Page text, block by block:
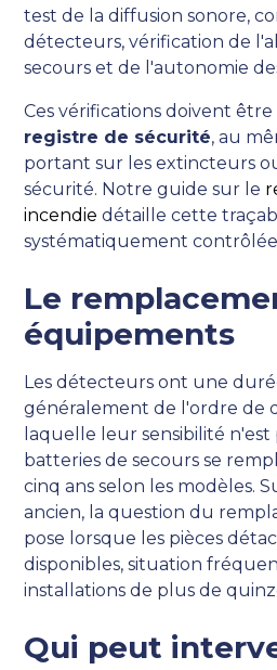
test de la diffusion sonore,
détecteurs, vérification de
secours et de l'autonomie
Ces vérifications doivent être
registre de sécurité, au
portant sur les extincteurs
sécurité. Notre guide sur le
incendie détaille cette
systématiquement
Le
équipements
Les détecteurs ont une
généralement de l'ordre de
laquelle leur sensibilité n'est
batteries de secours se
cinq ans selon les modèles.
ancien, la question du
pose lorsque les pièces
disponibles, situation
installations de plus de
Qui peut